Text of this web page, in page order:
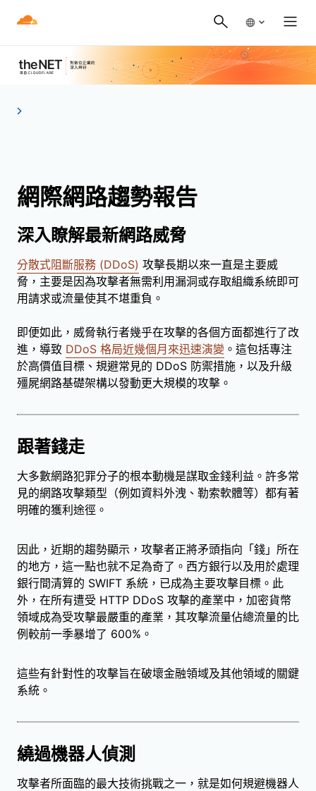
網際網路趨勢報告
深入瞭解最新網路威脅
分散式阻斷服務 (DDoS) 攻擊長期以來一直是主要威
脅，主要是因為攻擊者無需利用漏洞或存取組織系統即可
用請求或流量使其不堪重負。
即便如此，威脅執行者幾乎在攻擊的各個方面都進行了改
進，導致 DDoS 格局近幾個月來迅速演變 。這包括專注
於高價值目標、規避常見的 DDoS 防禦措施，以及升級
殭屍網路基礎架構以發動更大規模的攻擊。
跟著錢走
大多數網路犯罪分子的根本動機是謀取金錢利益。許多常
見的網路攻擊類型（例如資料外洩、勒索軟體等）都有著
明確的獲利途徑。
因此，近期的趨勢顯示，攻擊者正將矛頭指向「錢」所在
的地方，這一點也就不足為奇了。西方銀行以及用於處理
銀行間清算的 SWIFT 系統，已成為主要攻擊目標。此
外，在所有遭受 HTTP DDoS 攻擊的產業中，加密貨幣
領域成為受攻擊最嚴重的產業，其攻擊流量佔總流量的比
例較前一季暴增了 600%。
這些有針對性的攻擊旨在破壞金融領域及其他領域的關鍵
系統。
繞過機器人偵測
攻擊者所面臨的最大技術挑戰之一，就是如何規避機器人